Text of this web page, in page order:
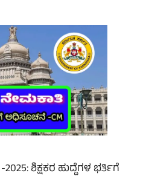
-2025: ಶಿಕ್ಷಕರ ಹುದ್ದೆಗಳ ಭರ್ತಿಗೆ